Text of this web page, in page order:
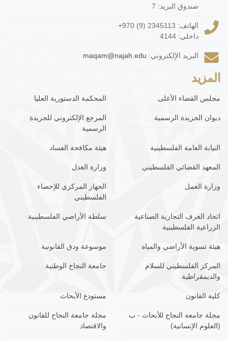
صندوق البريد: 7
الهاتف: +970 (9) 2345113
داخلي: 4144
البريد الإلكتروني: maqam@najah.edu
المزيد
مجلس القضاء الأعلى المحكمة الدستورية العليا
ديوان الجريدة الرسمية
المرجع الإلكتروني للجريدة
الرسمية
النيابة العامة الفلسطينية هيئة مكافحة الفساد
المعهد القضائي الفلسطيني وزارة العدل
وزارة العمل
الجهاز المركزي للإحصاء
الفلسطيني
اتحاد الغرف التجارية الصناعية
الزراعية الفلسطينية
سلطة الأراضي الفلسطينية
هيئة تسوية الأراضي والمياه موسوعة ودق القانونية
المركز الفلسطيني للسلام
والديمقراطية
جامعة النجاح الوطنية
كلية القانون مستودع الأبحاث
مجلة جامعة النجاح للأبحاث - ب
(العلوم الإنسانية)
مجلة جامعة النجاح للقانون
والاقتصاد